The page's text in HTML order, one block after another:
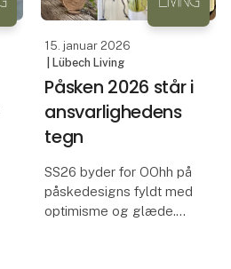
Blossom, en kollektion
skabt til dem, der ønsker
at give b
15. januar 2026
| Lübech Living
Påsken 2026 står i
ansvarlighedens
tegn
SS26 byder for OOhh på
påskedesigns fyldt med
optimisme og glæde.